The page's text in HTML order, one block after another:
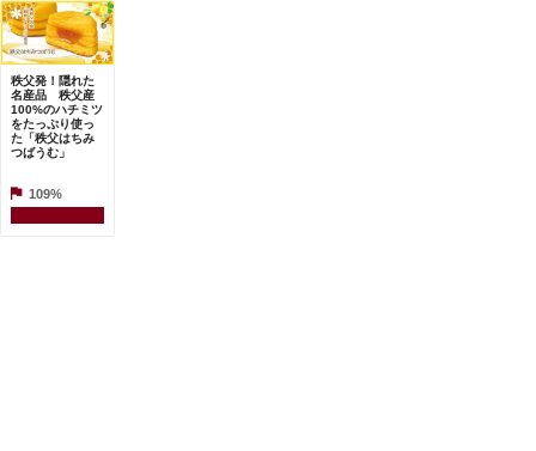
秩父発！隠れた
名産品 秩父産
100%のハチミツ
をたっぷり使っ
た「秩父はちみ
つばうむ」
109%